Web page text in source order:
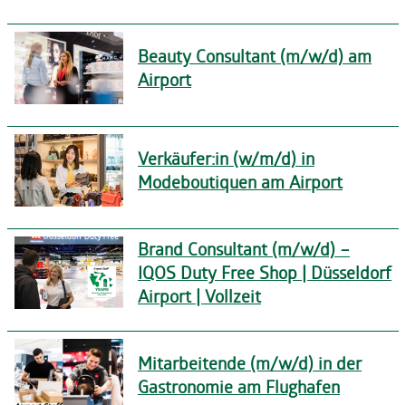
Beauty Consultant (m/w/d) am
Airport
Verkäufer:in (w/m/d) in
Modeboutiquen am Airport
Brand Consultant (m/w/d) –
IQOS Duty Free Shop | Düsseldorf
Airport | Vollzeit
Mitarbeitende (m/w/d) in der
Gastronomie am Flughafen